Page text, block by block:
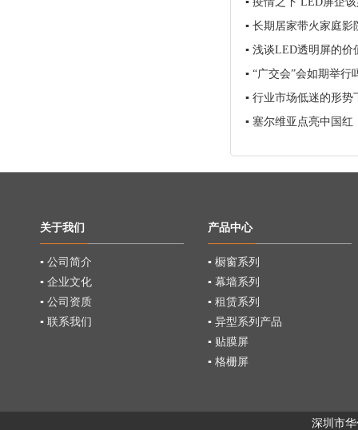
▪长期居家带火家庭影
▪浅谈LED透明屏的价
▪“广交会”会如期举行
▪行业市场低迷的形势
▪塞尔维亚点亮中国红
关于我们
▪ 公司简介
▪ 企业文化
▪ 公司资质
▪ 联系我们
产品中心
▪ 橱窗系列
▪ 幕墙系列
▪ 租赁系列
▪ 异型系列产品
▪ 贴膜屏
▪ 格栅屏
深圳市